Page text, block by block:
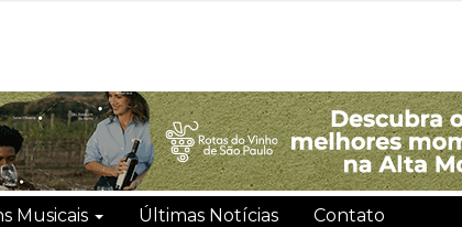
Musicais Últimas Notícias Contato